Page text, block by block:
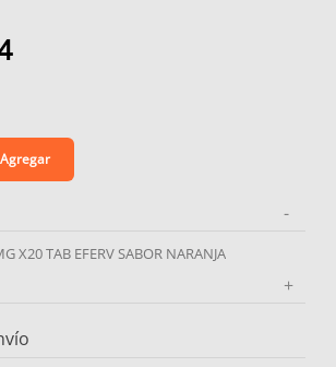
Agregar
-
X20 TAB EFERV SABOR NARANJA
+